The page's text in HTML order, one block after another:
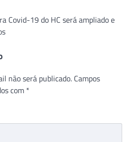
Covid-19 do HC será ampliado e
não será publicado. Campos
com *